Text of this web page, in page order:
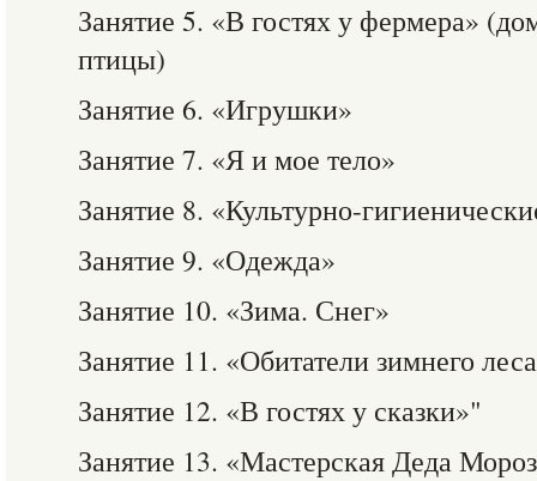
Занятие 5. «В гостях у фермера»
птицы)
Занятие 6. «Игрушки»
Занятие 7. «Я и мое тело»
Занятие 8. «Культурно-
Занятие 9. «Одежда»
Занятие 10. «Зима. Снег»
Занятие 11. «Обитатели зимнего
Занятие 12. «В гостях у сказки»"
Занятие 13. «Мастерская Деда